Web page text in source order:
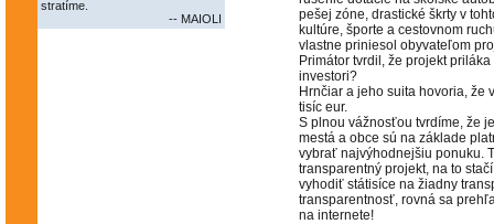
stratíme.
-- MAIOLI
pešej zóne, drastické škrty v
kultúre, športe a cestovnom
vlastne priniesol obyvateľom
Primátor tvrdil, že projekt
investori?
Hrnčiar a jeho suita hovoria, že
tisíc eur.
S plnou vážnosťou tvrdíme, že
mestá a obce sú na základe
vybrať najvýhodnejšiu ponuku.
transparentný projekt, na to
vyhodiť státisíce na žiadny
transparentnosť, rovná sa
na internete!